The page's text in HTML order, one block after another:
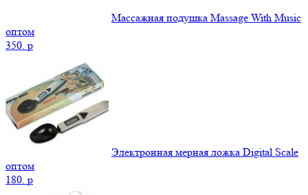
Массажная подушка Massage With Music
оптом
350. p
Электронная мерная ложка Digital Scale
оптом
180. p